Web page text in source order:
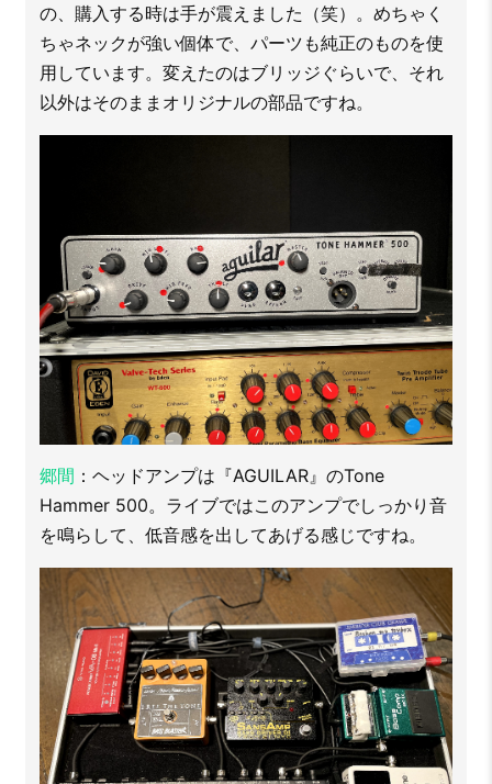
の、購入する時は手が震えました（笑）。めちゃく
ちゃネックが強い個体で、パーツも純正のものを使
用しています。変えたのはブリッジぐらいで、それ
以外はそのままオリジナルの部品ですね。
郷間 ：ヘッドアンプは『AGUILAR』のTone
Hammer 500。ライブではこのアンプでしっかり音
を鳴らして、低音感を出してあげる感じですね。